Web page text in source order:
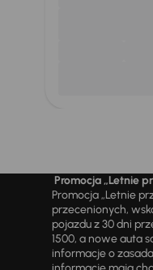
Promocja „Letnie
Promocja „Letnie
przecenionych,
pojazdu z 30 dni
1500, a nowe auta
informacje o